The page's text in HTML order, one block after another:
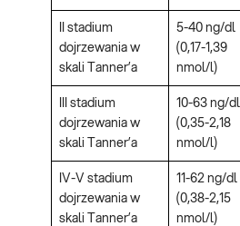
II stadium
dojrzewania w
skali Tanner’a
5-40 ng/dl
(0,17-1,39
nmol/l)
III stadium
dojrzewania w
skali Tanner’a
10-63 ng/dl
(0,35-2,18
nmol/l)
IV-V stadium
dojrzewania w
skali Tanner’a
11-62 ng/dl
(0,38-2,15
nmol/l)